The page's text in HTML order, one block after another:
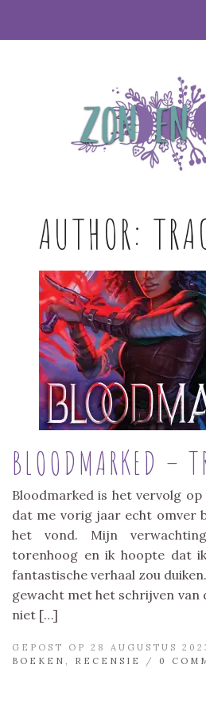
AUTHOR:
BLOODMARKED –
Bloodmarked is het vervolg
dat me vorig jaar echt omver
het vond. Mijn
torenhoog en ik hoopte dat
fantastische verhaal zou
gewacht met het schrijven van
niet […]
GEPOST OP 28 AUGUSTUS
BOEKEN
RECENSIE / 0